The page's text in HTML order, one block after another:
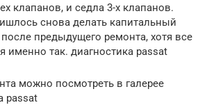
клапанов, и седла 3-х клапанов.
снова делать капитальный
предыдущего ремонта, хотя все
именно так. диагностика passat
можно посмотреть в галерее
passat